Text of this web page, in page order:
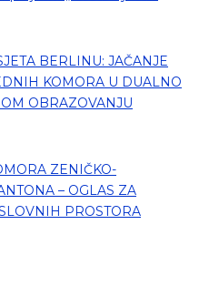
BERLINU: JAČANJE
KOMORA U DUALNO
OBRAZOVANJU
ZENIČKO-
– OGLAS ZA
PROSTORA